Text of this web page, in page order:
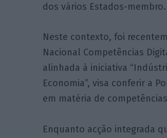
dos vários Estados-membro.
Neste contexto, foi
Nacional Competências
alinhada à iniciativa
Economia”, visa conferir a
em matéria de
Enquanto acção integrada